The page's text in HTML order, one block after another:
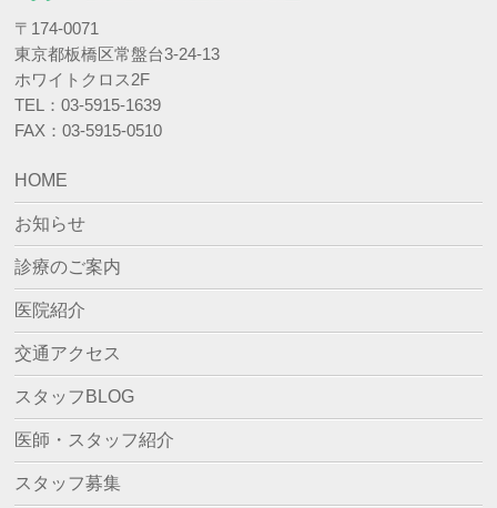
〒174-0071
東京都板橋区常盤台3-24-13
ホワイトクロス2F
TEL：03-5915-1639
FAX：03-5915-0510
HOME
お知らせ
診療のご案内
医院紹介
交通アクセス
スタッフBLOG
医師・スタッフ紹介
スタッフ募集